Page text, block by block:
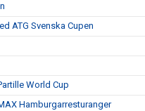
ATG Svenska Cupen
World Cup
Hamburgarresturanger